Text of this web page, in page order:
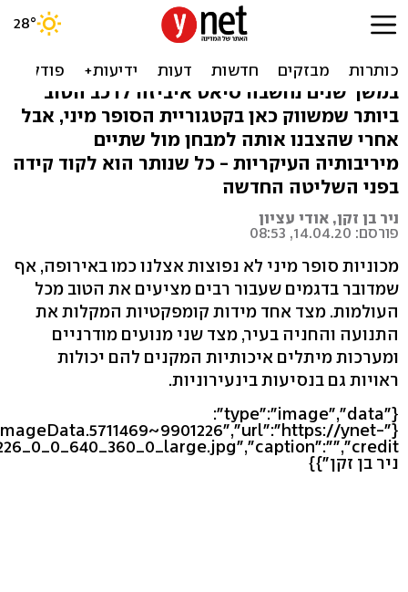
איביזה איבדה את הכתר, תחי
המלכה החדשה
במשך שנים נחשבה סיאט איביזה לרכב הטוב
ביותר שמשווק כאן בקטגוריית הסופר מיני, אבל
אחרי שהצבנו אותה למבחן מול שתיים
מיריבותיה העיקריות - כל שנותר הוא לקוד קידה
בפני השליטה החדשה
ניר בן זקן, אודי עציון
פורסם: 14.04.20, 08:53
מכוניות סופר מיני לא נפוצות אצלנו כמו באירופה, אף
שמדובר בדגמים שעבור רבים מציעים את הטוב מכל
העולמות. מצד אחד מידות קומפקטיות המקלות את
התנועה והחניה בעיר, מצד שני מנועים מודרניים
ומערכות מיתלים איכותיות המקנים להם יכולות
ראויות גם בנסיעות בינעירוניות.
{"type":"image","data":
ynet-
ניר בן זקן"}}